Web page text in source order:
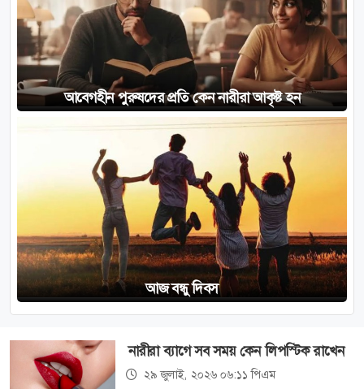
আবেগহীন পুরুষদের প্রতি কেন নারীরা আকৃষ্ট হন
আজ বন্ধু দিবস
নারীরা ব্যাগে সব সময় কেন লিপস্টিক রাখেন
২৯ জুলাই, ২০২৬ ০৬:১১ পিএম